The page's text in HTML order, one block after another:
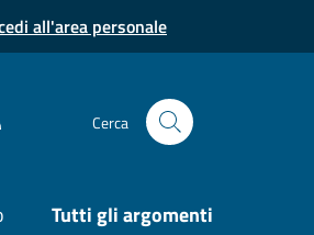
all'area personale
Cerca
Tutti gli argomenti